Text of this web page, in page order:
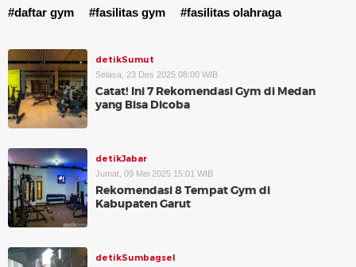
#daftar gym
#fasilitas gym #fasilitas olahraga
detikSumut
Selasa, 23 Des 2025 08:00 WIB
Catat! Ini 7 Rekomendasi Gym di Medan
yang Bisa Dicoba
detikJabar
Jumat, 09 Mei 2025 15:01 WIB
Rekomendasi 8 Tempat Gym di
Kabupaten Garut
detikSumbagsel